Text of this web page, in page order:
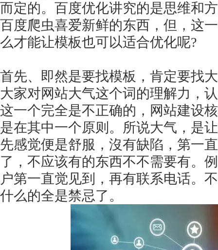
而定的。百度优化讲究的是思维和
百度爬虫喜爱新鲜的东西，但，这
么才能让模板也可以适合优化呢?
首先、即然是要找模板，肯定要找
大家对网站大气这个词的理解力，
这一个完全是不正确的，网站建设
是在其中一个原则。所说大气，是
先感觉便是舒服，沒有缺陷，第一
了，不应该有的东西不不需要有。
户第一直觉见到，再有联系电话。
什么的全是禁忌了。